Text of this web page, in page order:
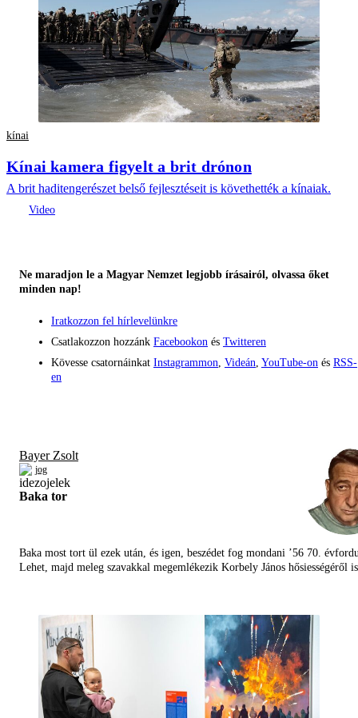
kínai
Kínai kamera figyelt a brit drónon
A brit haditengerészet belső fejlesztéseit is követhették a kínaiak.
Ne maradjon le a Magyar Nemzet legjobb írásairól, olvassa őket
minden nap!
Iratkozzon fel hírlevelünkre
Csatlakozzon hozzánk Facebookon és Twitteren
Kövesse csatornáinkat Instagrammon, Videán, YouTube-on és RSS-
en
Bayer Zsolt
jog
Baka tor
Baka most tort ül ezek után, és igen, beszédet fog mondani ’56 70.
Lehet, majd meleg szavakkal megemlékezik Korbely János hősiességéről